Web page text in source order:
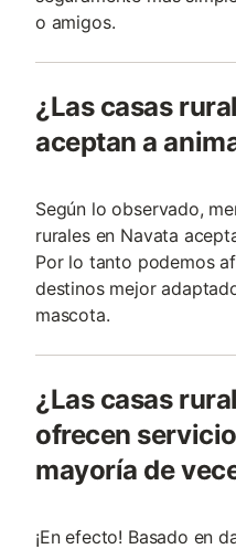
o amigos.
¿Las casas
aceptan a
Según lo observado,
rurales en Navata
Por lo tanto podemos
destinos mejor
mascota.
¿Las casas
ofrecen
mayoría de
¡En efecto! Basado en